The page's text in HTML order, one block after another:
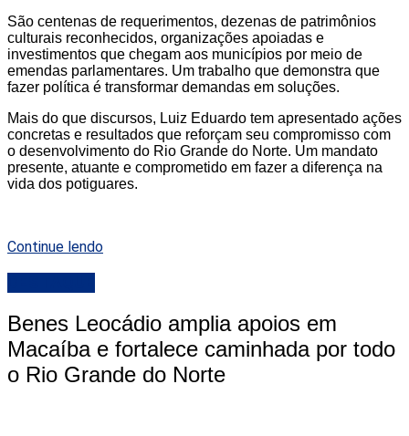
São centenas de requerimentos, dezenas de patrimônios
culturais reconhecidos, organizações apoiadas e
investimentos que chegam aos municípios por meio de
emendas parlamentares. Um trabalho que demonstra que
fazer política é transformar demandas em soluções.
Mais do que discursos, Luiz Eduardo tem apresentado ações
concretas e resultados que reforçam seu compromisso com
o desenvolvimento do Rio Grande do Norte. Um mandato
presente, atuante e comprometido em fazer a diferença na
vida dos potiguares.
Continue lendo
Benes Leocádio amplia apoios em
Macaíba e fortalece caminhada por todo
o Rio Grande do Norte